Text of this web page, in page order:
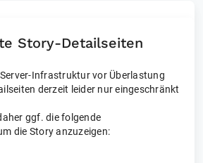
Story-Detailseiten
Infrastruktur vor Überlastung
derzeit leider nur eingeschränkt
ggf. die folgende
die Story anzuzeigen: